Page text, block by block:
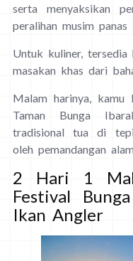
serta menyaksikan
peralihan musim panas
Untuk kuliner,
masakan khas dari
Malam harinya, kamu
Taman Bunga
tradisional tua di tepi
oleh pemandangan
2 Hari 1
Festival
Ikan Angler